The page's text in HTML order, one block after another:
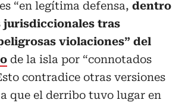
“en legítima defensa, dentro
jurisdiccionales tras
violaciones” del
de la isla por “connotados
contradice otras versiones
que el derribo tuvo lugar en